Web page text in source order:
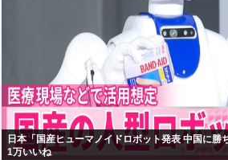
日本「国産ヒューマノイドロボット発表 中国に勝
1万いいね